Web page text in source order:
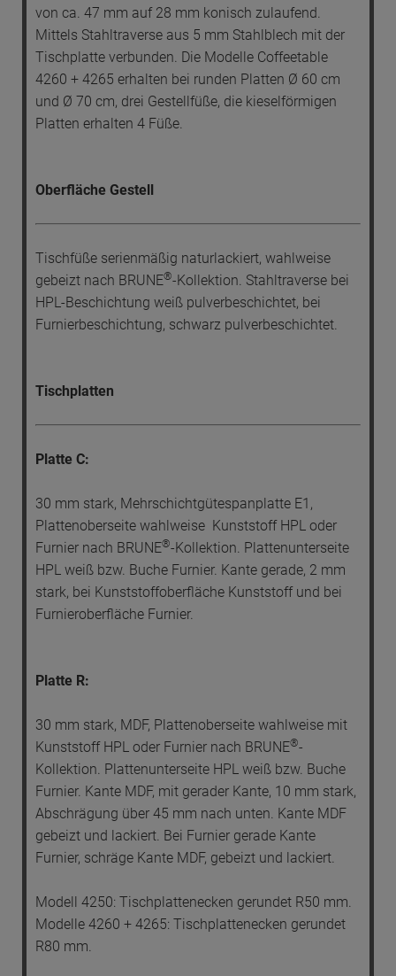
von ca. 47 mm auf 28 mm konisch zulaufend.
Mittels Stahltraverse aus 5 mm Stahlblech mit der
Tischplatte verbunden. Die Modelle Coffeetable
4260 + 4265 erhalten bei runden Platten Ø 60 cm
und Ø 70 cm, drei Gestellfüße, die kieselförmigen
Platten erhalten 4 Füße.
Oberfläche Gestell
Tischfüße serienmäßig naturlackiert, wahlweise
gebeizt nach BRUNE®-Kollektion. Stahltraverse bei
HPL-Beschichtung weiß pulverbeschichtet, bei
Furnierbeschichtung, schwarz pulverbeschichtet.
Tischplatten
Platte C:
30 mm stark, Mehrschichtgütespanplatte E1,
Plattenoberseite wahlweise Kunststoff HPL oder
Furnier nach BRUNE®-Kollektion. Plattenunterseite
HPL weiß bzw. Buche Furnier. Kante gerade, 2 mm
stark, bei Kunststoffoberfläche Kunststoff und bei
Furnieroberfläche Furnier.
Platte R:
30 mm stark, MDF, Plattenoberseite wahlweise mit
Kunststoff HPL oder Furnier nach BRUNE®-
Kollektion. Plattenunterseite HPL weiß bzw. Buche
Furnier. Kante MDF, mit gerader Kante, 10 mm stark,
Abschrägung über 45 mm nach unten. Kante MDF
gebeizt und lackiert. Bei Furnier gerade Kante
Furnier, schräge Kante MDF, gebeizt und lackiert.
Modell 4250: Tischplattenecken gerundet R50 mm.
Modelle 4260 + 4265: Tischplattenecken gerundet
R80 mm.